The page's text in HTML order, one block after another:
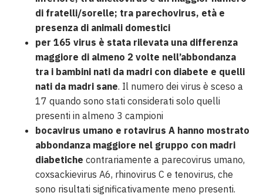
di fratelli/sorelle; tra parechovirus, età e
presenza di animali domestici
per 165 virus è stata rilevata una differenza
maggiore di almeno 2 volte nell’abbondanza
tra i bambini nati da madri con diabete e quelli
nati da madri sane. Il numero dei virus è sceso a
17 quando sono stati considerati solo quelli
presenti in almeno 3 campioni
bocavirus umano e rotavirus A hanno mostrato
abbondanza maggiore nel gruppo con madri
diabetiche contrariamente a parecovirus umano,
coxsackievirus A6, rhinovirus C e tenovirus, che
sono risultati significativamente meno presenti.